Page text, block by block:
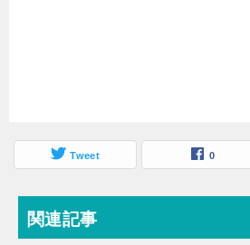
Tweet 0
関連記事